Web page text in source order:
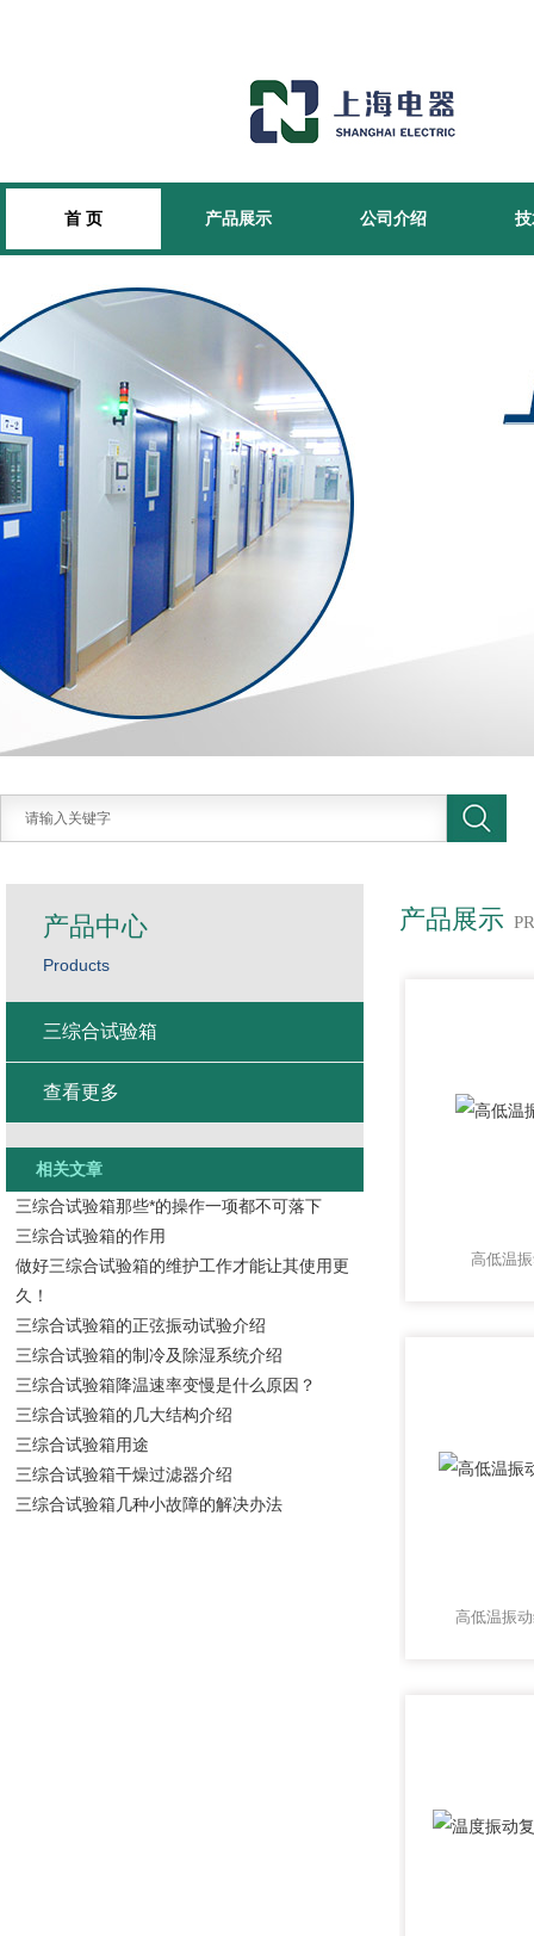
首 页 产品展示 公司介绍
产品展示
高低温
高低温振
产品中心
Products
三综合试验箱
查看更多
相关文章
三综合试验箱那些*的操作一项都不可落下
三综合试验箱的作用
做好三综合试验箱的维护工作才能让其使用更
久！
三综合试验箱的正弦振动试验介绍
三综合试验箱的制冷及除湿系统介绍
三综合试验箱降温速率变慢是什么原因？
三综合试验箱的几大结构介绍
三综合试验箱用途
三综合试验箱干燥过滤器介绍
三综合试验箱几种小故障的解决办法